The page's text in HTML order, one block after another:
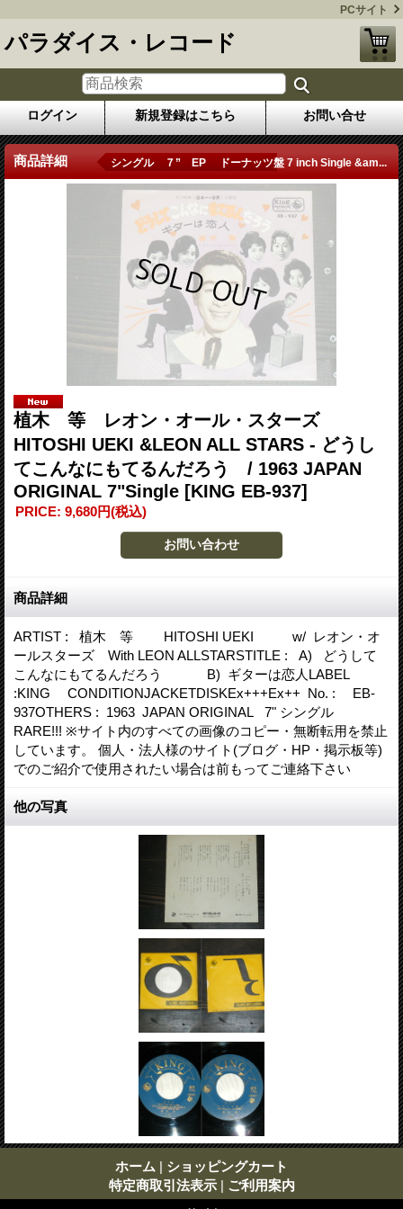
PCサイト
パラダイス・レコード
ログイン 新規登録はこちら お問い合せ
商品詳細 シングル ７” EP ドーナッツ盤 7 inch Single &am...
植木 等 レオン・オール・スターズ
HITOSHI UEKI &LEON ALL STARS - どうし
てこんなにもてるんだろう / 1963 JAPAN
ORIGINAL 7"Single [KING EB-937]
PRICE: 9,680円(税込)
商品詳細
ARTIST : 植木 等 HITOSHI UEKI w/ レオン・オ
ールスターズ With LEON ALLSTARSTITLE : A) どうして
こんなにもてるんだろう B) ギターは恋人LABEL
:KING CONDITIONJACKETDISKEx+++Ex++ No. : EB-
937OTHERS : 1963 JAPAN ORIGINAL 7" シングル
RARE!!! ※サイト内のすべての画像のコピー・無断転用を禁止
しています。 個人・法人様のサイト(ブログ・HP・掲示板等)
でのご紹介で使用されたい場合は前もってご連絡下さい
他の写真
ホーム | ショッピングカート
特定商取引法表示 | ご利用案内